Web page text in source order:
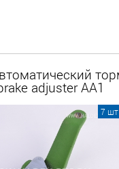
adjuster AA1
7 шт